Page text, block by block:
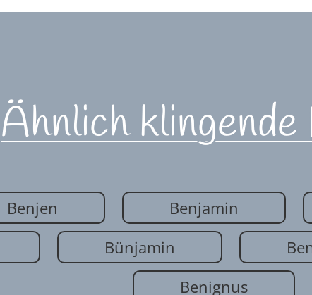
Ähnlich klingende
Benjen Benjamin
Bünjamin
Benignus